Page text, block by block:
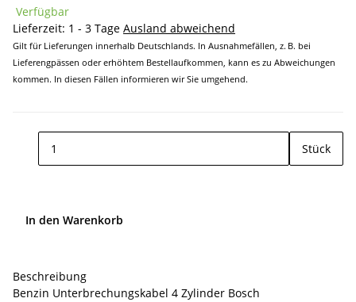
Verfügbar
Lieferzeit: 1 - 3 Tage Ausland abweichend
Gilt für Lieferungen innerhalb Deutschlands. In Ausnahmefällen, z. B. bei
Lieferengpässen oder erhöhtem Bestellaufkommen, kann es zu Abweichungen
kommen. In diesen Fällen informieren wir Sie umgehend.
Stück
In den Warenkorb
Beschreibung
Benzin Unterbrechungskabel 4 Zylinder Bosch